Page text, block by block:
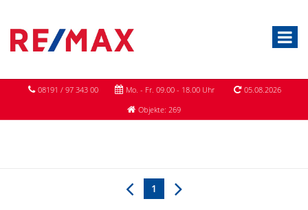
08191 / 97 343 00 Mo. - Fr. 09.00 - 18.00 Uhr
05.08.2026
Objekte: 269
1